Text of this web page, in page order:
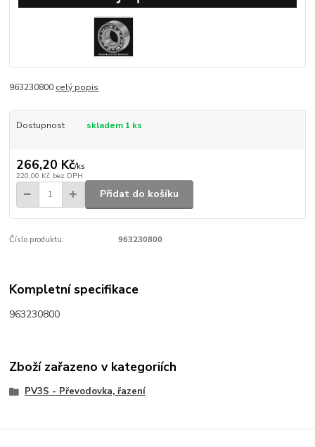
963230800 celý popis
Dostupnost skladem 1 ks
266,20 Kč/ks
220,00 Kč bez DPH
Přidat do košíku
Číslo produktu: 963230800
Kompletní specifikace
963230800
Zboží zařazeno v kategoriích
PV3S - Převodovka, řazení